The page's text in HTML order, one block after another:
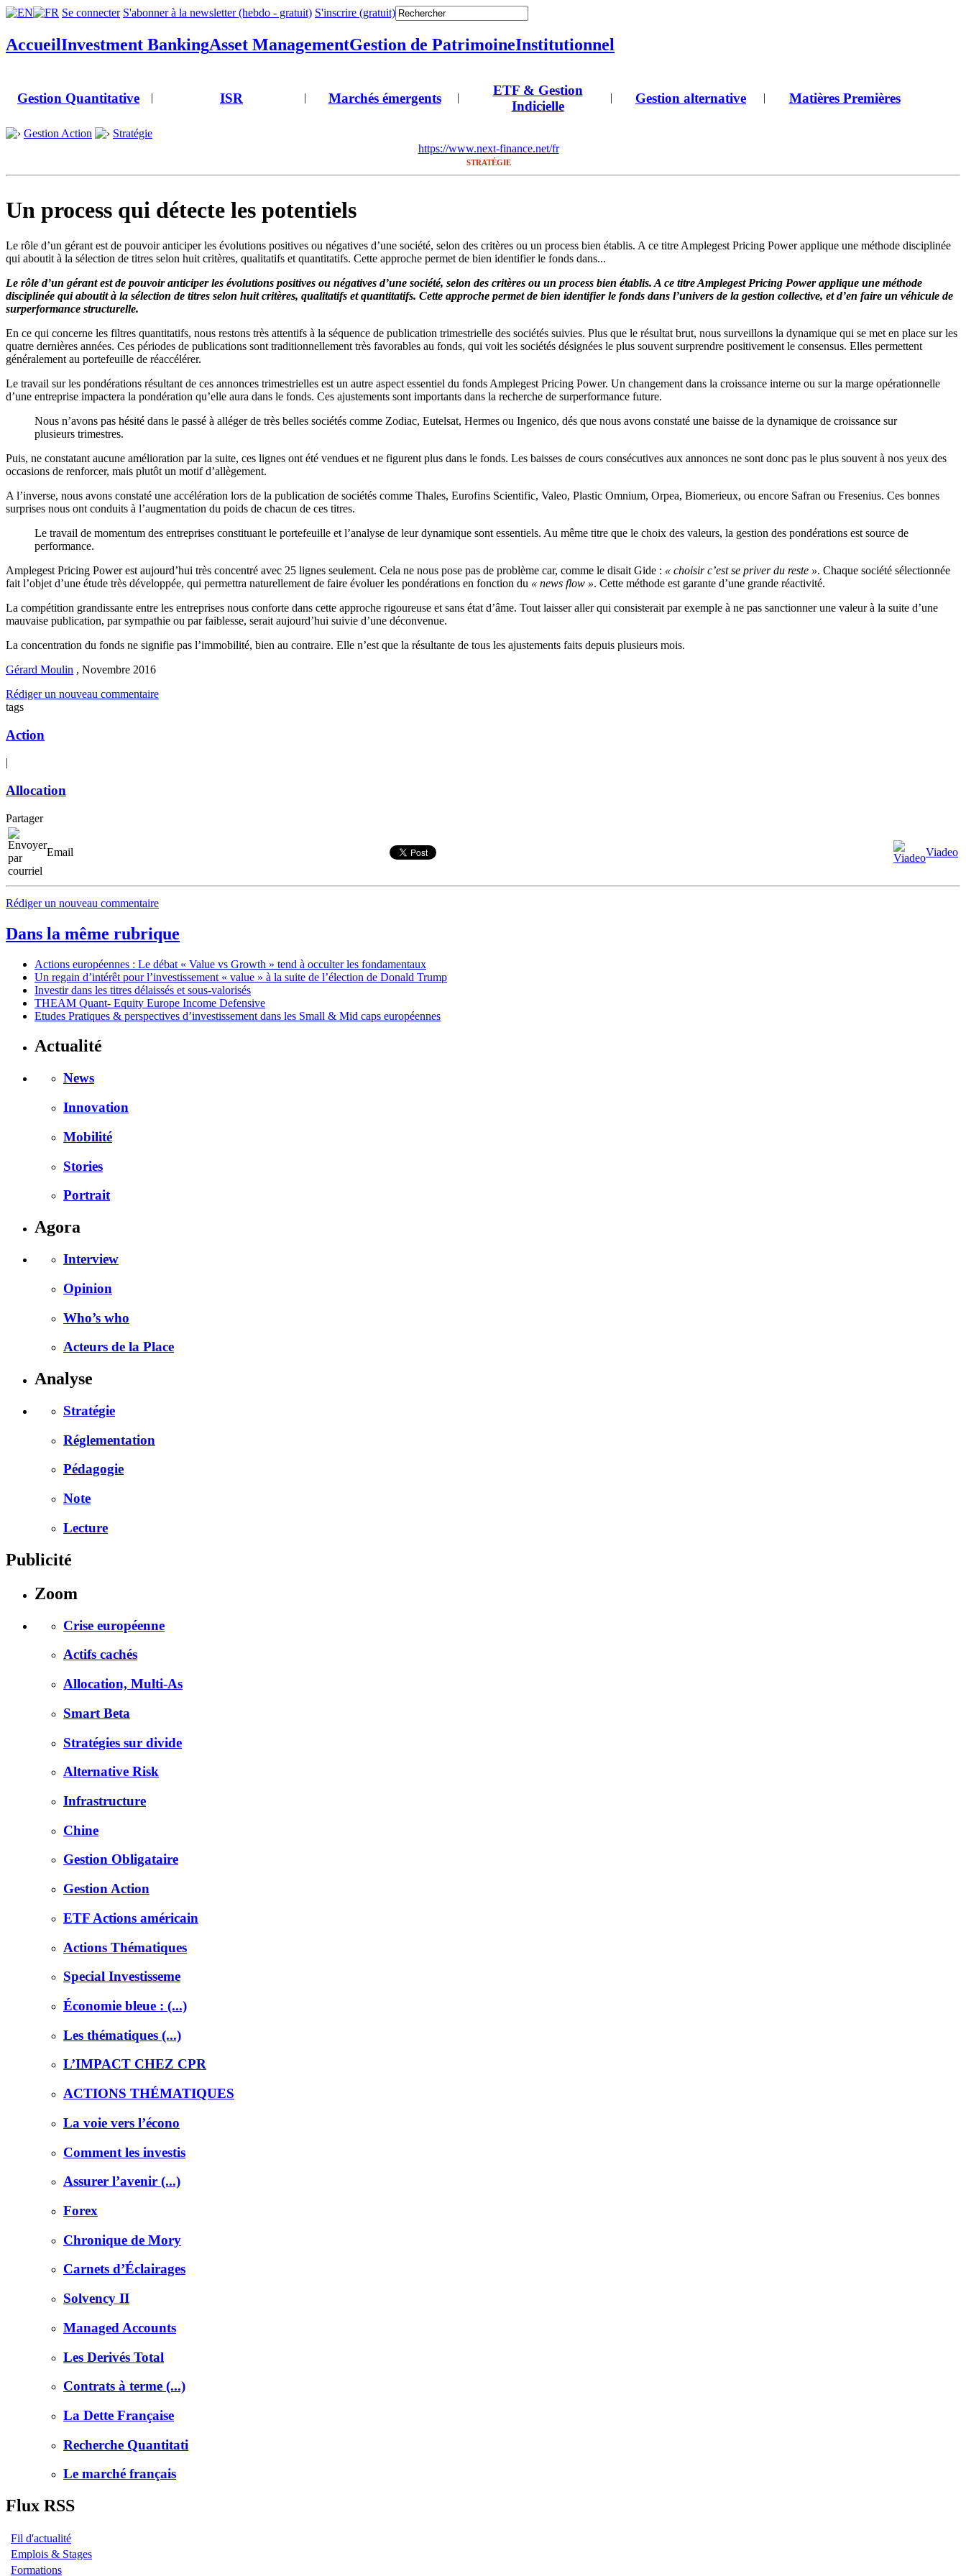
Se connecter S'abonner à la newsletter (hebdo - gratuit) S'inscrire (gratuit)
AccueilInvestment BankingAsset ManagementGestion de PatrimoineInstitutionnel
Gestion Quantitative | ISR | Marchés émergents |
ETF & Gestion
Indicielle
| Gestion alternative | Matières Premières
Gestion Action
Stratégie
https://www.next-finance.net/fr
STRATÉGIE
Un process qui détecte les potentiels
Le rôle d’un gérant est de pouvoir anticiper les évolutions positives ou négatives d’une société, selon des critères ou un process bien établis. A ce titre Amplegest Pricing Power applique une méthode disciplinée
qui aboutit à la sélection de titres selon huit critères, qualitatifs et quantitatifs. Cette approche permet de bien identifier le fonds dans...
Le rôle d’un gérant est de pouvoir anticiper les évolutions positives ou négatives d’une société, selon des critères ou un process bien établis. A ce titre Amplegest Pricing Power applique une méthode
disciplinée qui aboutit à la sélection de titres selon huit critères, qualitatifs et quantitatifs. Cette approche permet de bien identifier le fonds dans l’univers de la gestion collective, et d’en faire un véhicule de
surperformance structurelle.
En ce qui concerne les filtres quantitatifs, nous restons très attentifs à la séquence de publication trimestrielle des sociétés suivies. Plus que le résultat brut, nous surveillons la dynamique qui se met en place sur les
quatre dernières années. Ces périodes de publications sont traditionnellement très favorables au fonds, qui voit les sociétés désignées le plus souvent surprendre positivement le consensus. Elles permettent
généralement au portefeuille de réaccélérer.
Le travail sur les pondérations résultant de ces annonces trimestrielles est un autre aspect essentiel du fonds Amplegest Pricing Power. Un changement dans la croissance interne ou sur la marge opérationnelle
d’une entreprise impactera la pondération qu’elle aura dans le fonds. Ces ajustements sont importants dans la recherche de surperformance future.
Nous n’avons pas hésité dans le passé à alléger de très belles sociétés comme Zodiac, Eutelsat, Hermes ou Ingenico, dés que nous avons constaté une baisse de la dynamique de croissance sur
plusieurs trimestres.
Puis, ne constatant aucune amélioration par la suite, ces lignes ont été vendues et ne figurent plus dans le fonds. Les baisses de cours consécutives aux annonces ne sont donc pas le plus souvent à nos yeux des
occasions de renforcer, mais plutôt un motif d’allègement.
A l’inverse, nous avons constaté une accélération lors de la publication de sociétés comme Thales, Eurofins Scientific, Valeo, Plastic Omnium, Orpea, Biomerieux, ou encore Safran ou Fresenius. Ces bonnes
surprises nous ont conduits à l’augmentation du poids de chacun de ces titres.
Le travail de momentum des entreprises constituant le portefeuille et l’analyse de leur dynamique sont essentiels. Au même titre que le choix des valeurs, la gestion des pondérations est source de
performance.
Amplegest Pricing Power est aujourd’hui très concentré avec 25 lignes seulement. Cela ne nous pose pas de problème car, comme le disait Gide : « choisir c’est se priver du reste ». Chaque société sélectionnée
fait l’objet d’une étude très développée, qui permettra naturellement de faire évoluer les pondérations en fonction du « news flow ». Cette méthode est garante d’une grande réactivité.
La compétition grandissante entre les entreprises nous conforte dans cette approche rigoureuse et sans état d’âme. Tout laisser aller qui consisterait par exemple à ne pas sanctionner une valeur à la suite d’une
mauvaise publication, par sympathie ou par faiblesse, serait aujourd’hui suivie d’une déconvenue.
La concentration du fonds ne signifie pas l’immobilité, bien au contraire. Elle n’est que la résultante de tous les ajustements faits depuis plusieurs mois.
Gérard Moulin , Novembre 2016
Rédiger un nouveau commentaire
tags
Action
|
Allocation
Partager
Email Viadeo
Rédiger un nouveau commentaire
Dans la même rubrique
Actions européennes : Le débat « Value vs Growth » tend à occulter les fondamentaux
Un regain d’intérêt pour l’investissement « value » à la suite de l’élection de Donald Trump
Investir dans les titres délaissés et sous-valorisés
THEAM Quant- Equity Europe Income Defensive
Etudes Pratiques & perspectives d’investissement dans les Small & Mid caps européennes
Actualité
News
Innovation
Mobilité
Stories
Portrait
Agora
Interview
Opinion
Who’s who
Acteurs de la Place
Analyse
Stratégie
Réglementation
Pédagogie
Note
Lecture
Publicité
Zoom
Crise européenne
Actifs cachés
Allocation, Multi-As
Smart Beta
Stratégies sur divide
Alternative Risk
Infrastructure
Chine
Gestion Obligataire
Gestion Action
ETF Actions américain
Actions Thématiques
Special Investisseme
Économie bleue : (...)
Les thématiques (...)
L’IMPACT CHEZ CPR
ACTIONS THÉMATIQUES
La voie vers l’écono
Comment les investis
Assurer l’avenir (...)
Forex
Chronique de Mory
Carnets d’Éclairages
Solvency II
Managed Accounts
Les Derivés Total
Contrats à terme (...)
La Dette Française
Recherche Quantitati
Le marché français
Flux RSS
Fil d'actualité
Emplois & Stages
Formations